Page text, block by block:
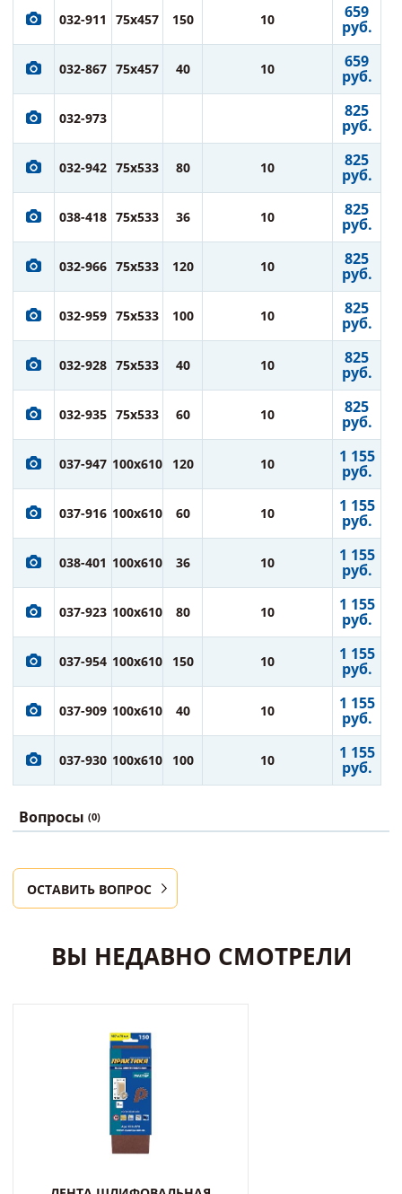
032-911 75x457 150 10 659
руб.
032-867 75x457 40 10 659
руб.
032-973 825
руб.
032-942 75x533 80 10 825
руб.
038-418 75x533 36 10 825
руб.
032-966 75x533 120 10 825
руб.
032-959 75x533 100 10 825
руб.
032-928 75x533 40 10 825
руб.
032-935 75x533 60 10 825
руб.
037-947 100x610 120 10 1 155
руб.
037-916 100x610 60 10 1 155
руб.
038-401 100x610 36 10 1 155
руб.
037-923 100x610 80 10 1 155
руб.
037-954 100x610 150 10 1 155
руб.
037-909 100x610 40 10 1 155
руб.
037-930 100x610 100 10 1 155
руб.
Вопросы (0)
ОСТАВИТЬ ВОПРОС
ВЫ НЕДАВНО СМОТРЕЛИ